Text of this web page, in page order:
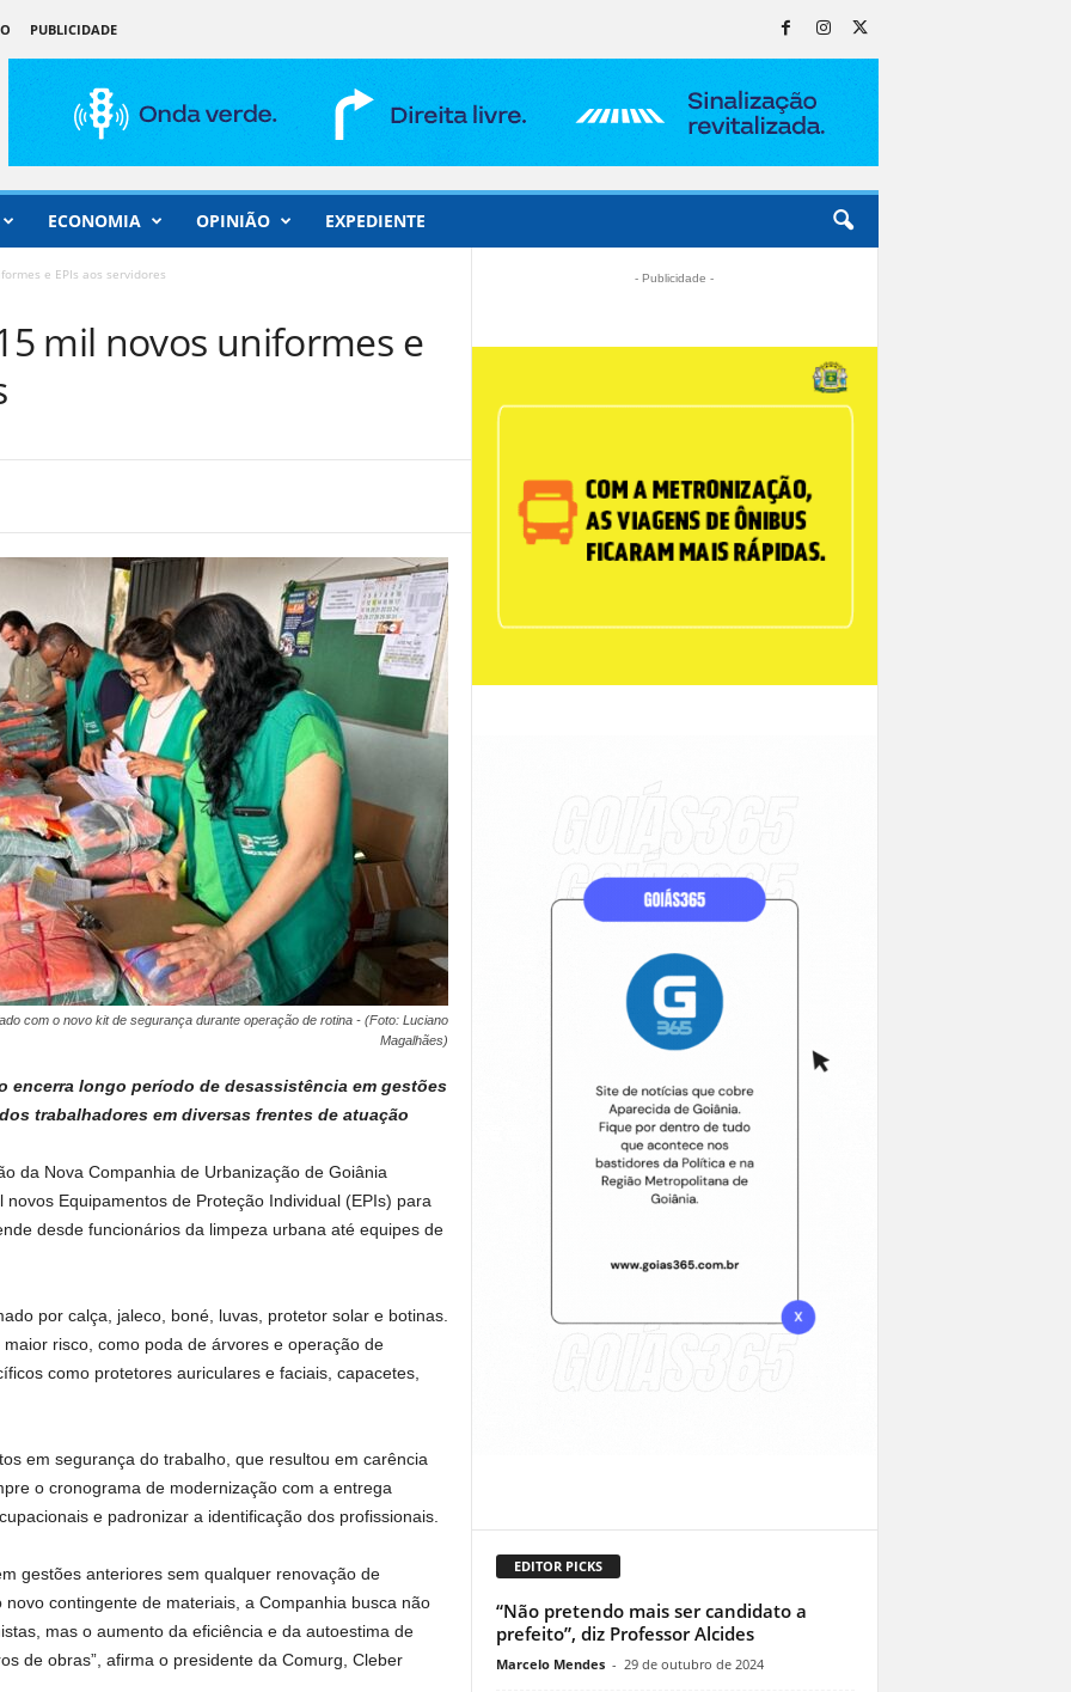
PUBLICIDADE
ECONOMIA OPINIÃO EXPEDIENTE
e EPIs aos servidores
mil novos uniformes e
com o novo kit de segurança durante operação de rotina - (Foto: Luciano
Magalhães)
encerra longo período de desassistência em gestões
trabalhadores em diversas frentes de atuação
da Nova Companhia de Urbanização de Goiânia
Equipamentos de Proteção Individual (EPIs) para
desde funcionários da limpeza urbana até equipes de
por calça, jaleco, boné, luvas, protetor solar e botinas.
risco, como poda de árvores e operação de
como protetores auriculares e faciais, capacetes,
em segurança do trabalho, que resultou em carência
o cronograma de modernização com a entrega
e padronizar a identificação dos profissionais.
gestões anteriores sem qualquer renovação de
contingente de materiais, a Companhia busca não
mas o aumento da eficiência e da autoestima de
de obras”, afirma o presidente da Comurg, Cleber
- Publicidade -
EDITOR PICKS
“Não pretendo mais ser candidato a
prefeito”, diz Professor Alcides
Marcelo Mendes - 29 de outubro de 2024